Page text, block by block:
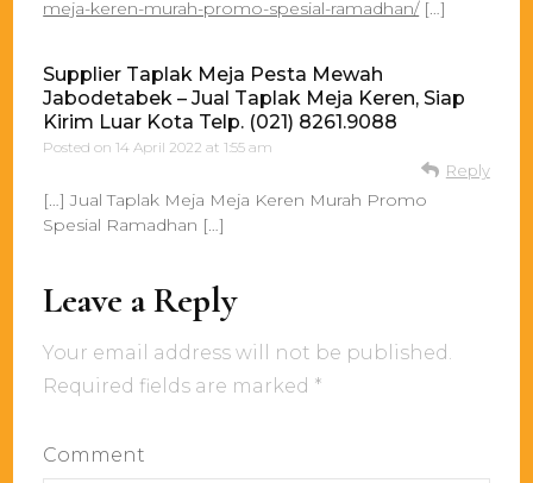
meja-keren-murah-promo-spesial-ramadhan/[…]
Supplier Taplak Meja Pesta Mewah
Jabodetabek – Jual Taplak Meja Keren, Siap
Kirim Luar Kota Telp. (021) 8261.9088
Posted on14 April 2022 at 1:55 am
Reply
[…] Jual Taplak Meja Meja Keren Murah Promo
Spesial Ramadhan […]
Leave a Reply
Your email address will not be published.
Required fields are marked *
Comment